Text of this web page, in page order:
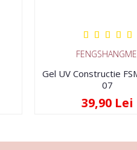
Gel UV Constructie
07
39,90 Lei